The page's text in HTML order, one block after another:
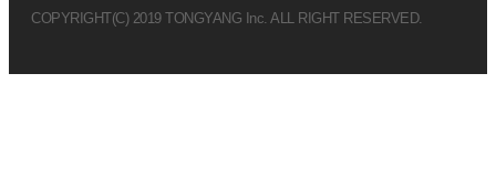
COPYRIGHT(C) 2019 TONGYANG Inc. ALL RIGHT RESERVED.